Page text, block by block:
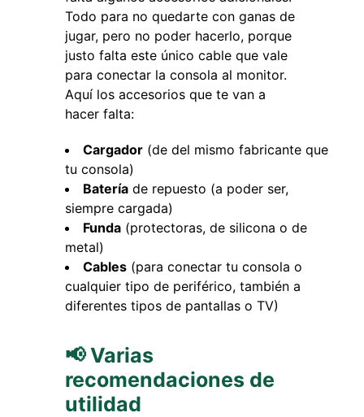
Todo para no quedarte con ganas de
jugar, pero no poder hacerlo, porque
justo falta este único cable que vale
para conectar la consola al monitor.
Aquí los accesorios que te van a
hacer falta:
Cargador (de del mismo fabricante que
tu consola)
Batería de repuesto (a poder ser,
siempre cargada)
Funda (protectoras, de silicona o de
metal)
Cables (para conectar tu consola o
cualquier tipo de periférico, también a
diferentes tipos de pantallas o TV)
📢 Varias
recomendaciones de
utilidad